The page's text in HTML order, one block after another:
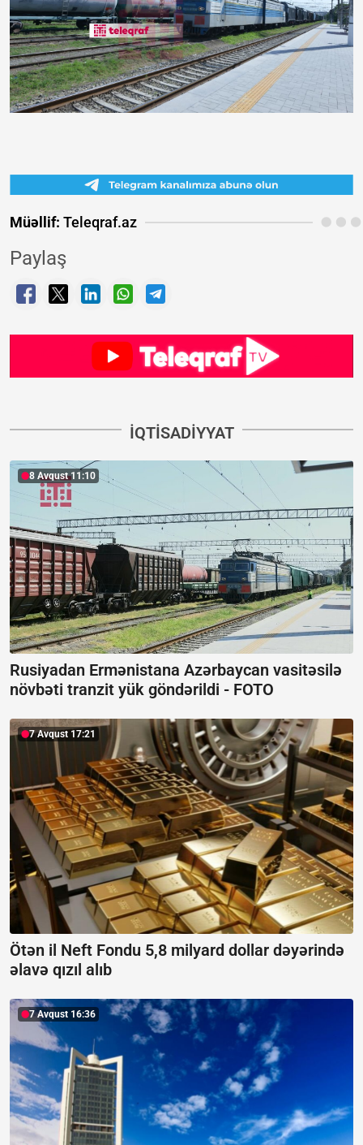
Müəllif: Teleqraf.az
Paylaş
İQTISADIYYAT
8 Avqust 11:10
Rusiyadan Ermənistana Azərbaycan vasitəsilə
növbəti tranzit yük göndərildi - FOTO
7 Avqust 17:21
Ötən il Neft Fondu 5,8 milyard dollar dəyərində
əlavə qızıl alıb
7 Avqust 16:36